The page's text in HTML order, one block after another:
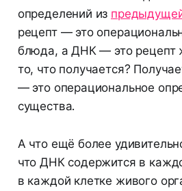
определений из
рецепт — это
блюда, а ДНК — это рецепт
то, что получается?
— это операциональное
существа.
А что ещё более
что ДНК содержится в
в каждой клетке живого